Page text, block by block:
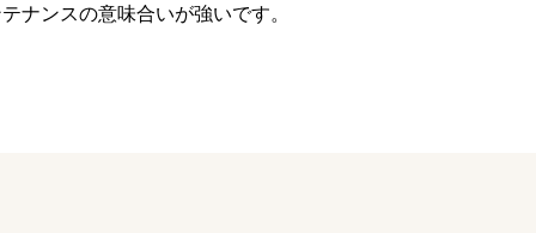
ナンスの意味合いが強いです。